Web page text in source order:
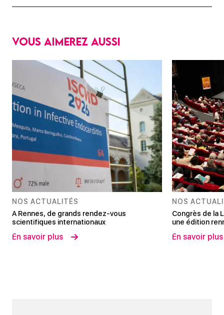
Vous aimerez aussi
NOS ACTUALITÉS
A Rennes, de grands rendez-vous
scientifiques internationaux
En savoir plus
NOS
Congrès de la
une édition
En savoir plus